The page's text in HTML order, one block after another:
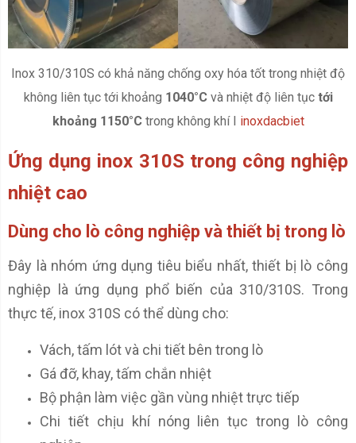
Inox 310/310S có khả năng chống oxy hóa tốt trong nhiệt độ
không liên tục tới khoảng 1040°Cvà nhiệt độ liên tục tới
khoảng 1150°Ctrong không khí I inoxdacbiet
Ứng dụng inox 310S trong công nghiệp
nhiệt cao
Dùng cho lò công nghiệp và thiết bị trong lò
Đây là nhóm ứng dụng tiêu biểu nhất, thiết bị lò công
nghiệp là ứng dụng phổ biến của 310/310S. Trong
thực tế, inox 310S có thể dùng cho:
Vách, tấm lót và chi tiết bên trong lò
Gá đỡ, khay, tấm chắn nhiệt
Bộ phận làm việc gần vùng nhiệt trực tiếp
Chi tiết chịu khí nóng liên tục trong lò công